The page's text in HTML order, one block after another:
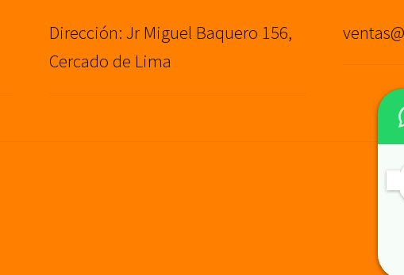
Dirección: Jr Miguel Baquero 156,
Cercado de Lima